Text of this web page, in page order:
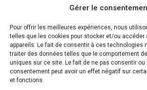
Gérer le
Pour offrir les meilleures expériences, nous
telles que les cookies pour stocker et/ou accéder
appareils. Le fait de consentir à ces technologies
traiter des données telles que le comportement
uniques sur ce site. Le fait de ne pas consentir ou
consentement peut avoir un effet négatif sur
et fonctions.
panneaux photovoltaïques ;
10. La France est le seul pays au
promouvoir l’intégration des
photovoltaïques.